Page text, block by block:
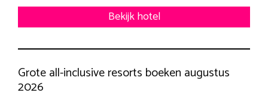
Bekijk hotel
Grote all-inclusive resorts boeken augustus
2026